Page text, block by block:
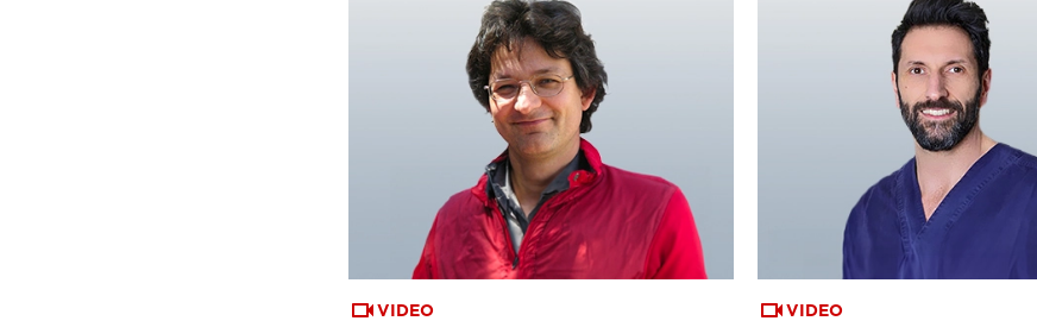
VIDEO VIDEO